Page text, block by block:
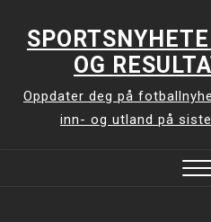
OG
Oppdater deg på
inn- og utland på